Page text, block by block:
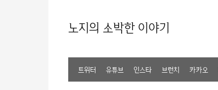
노지의 소박한 이야기
트위터 유튜브 인스타 브런치 카카오